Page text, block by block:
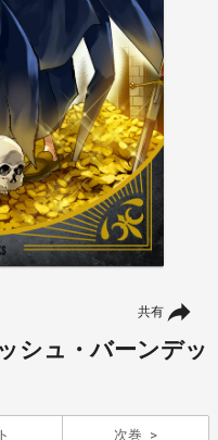
共有
シュ・バーンデッ
次巻